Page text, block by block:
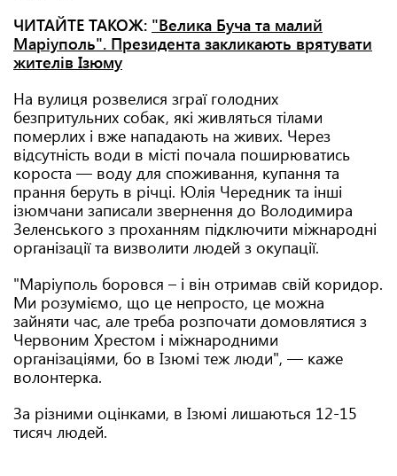
ЧИТАЙТЕ ТАКОЖ: "Велика Буча та малий
Маріуполь". Президента закликають врятувати
жителів Ізюму
На вулиця розвелися зграї голодних
безпритульних собак, які живляться тілами
померлих і вже нападають на живих. Через
відсутність води в місті почала поширюватись
короста — воду для споживання, купання та
прання беруть в річці. Юлія Чередник та інші
ізюмчани записали звернення до Володимира
Зеленського з проханням підключити міжнародні
організації та визволити людей з окупації.
"Маріуполь боровся – і він отримав свій коридор.
Ми розуміємо, що це непросто, це можна
зайняти час, але треба розпочати домовлятися з
Червоним Хрестом і міжнародними
організаціями, бо в Ізюмі теж люди", — каже
волонтерка.
За різними оцінками, в Ізюмі лишаються 12-15
тисяч людей.